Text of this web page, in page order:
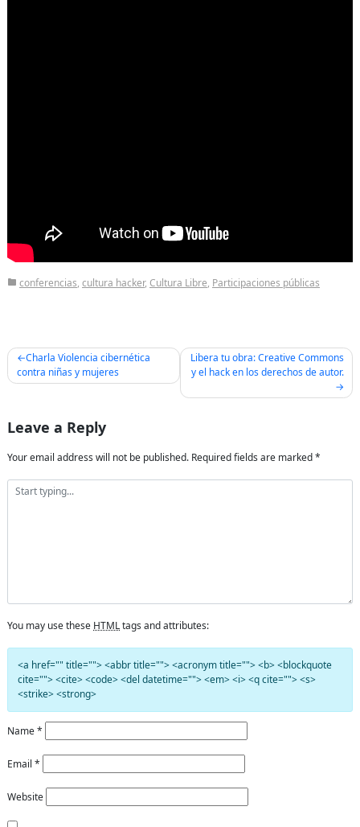
conferencias, cultura hacker, Cultura Libre, Participaciones públicas
Post
navigation
Charla Violencia cibernética
contra niñas y mujeres
Libera tu obra: Creative Commons
y el hack en los derechos de autor.
Leave a Reply
Your email address will not be published. Required fields are marked*
You may use these HTMLtags and attributes:
<a href="" title=""> <abbr title=""> <acronym title=""> <b> <blockquote
cite=""> <cite> <code> <del datetime=""> <em> <i> <q cite=""> <s>
<strike> <strong>
Name*
Email *
Website